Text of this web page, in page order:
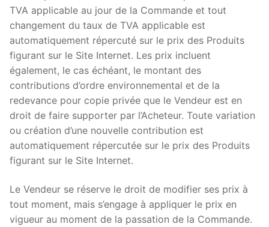
TVA applicable au jour de la Commande et tout
changement du taux de TVA applicable est
automatiquement répercuté sur le prix des Produits
figurant sur le Site Internet. Les prix incluent
également, le cas échéant, le montant des
contributions d’ordre environnemental et de la
redevance pour copie privée que le Vendeur est en
droit de faire supporter par l’Acheteur. Toute variation
ou création d’une nouvelle contribution est
automatiquement répercutée sur le prix des Produits
figurant sur le Site Internet.
Le Vendeur se réserve le droit de modifier ses prix à
tout moment, mais s’engage à appliquer le prix en
vigueur au moment de la passation de la Commande.